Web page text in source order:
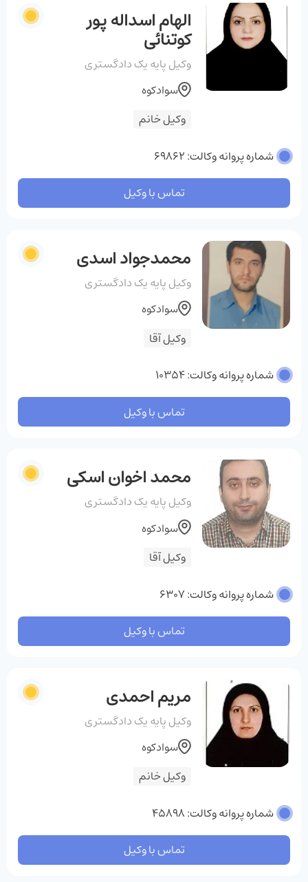
الهام اسداله پور
کوتنائی
وکیل پایه یک دادگستری
وکیل خانم
سوادکوه
شماره پروانه وکالت: 69862
تماس با وکیل
محمدجواد اسدی
وکیل پایه یک دادگستری
وکیل آقا
سوادکوه
شماره پروانه وکالت: 10354
تماس با وکیل
محمد اخوان اسکی
وکیل پایه یک دادگستری
وکیل آقا
سوادکوه
شماره پروانه وکالت: 6307
تماس با وکیل
مریم احمدی
وکیل پایه یک دادگستری
وکیل خانم
سوادکوه
شماره پروانه وکالت: 45898
تماس با وکیل